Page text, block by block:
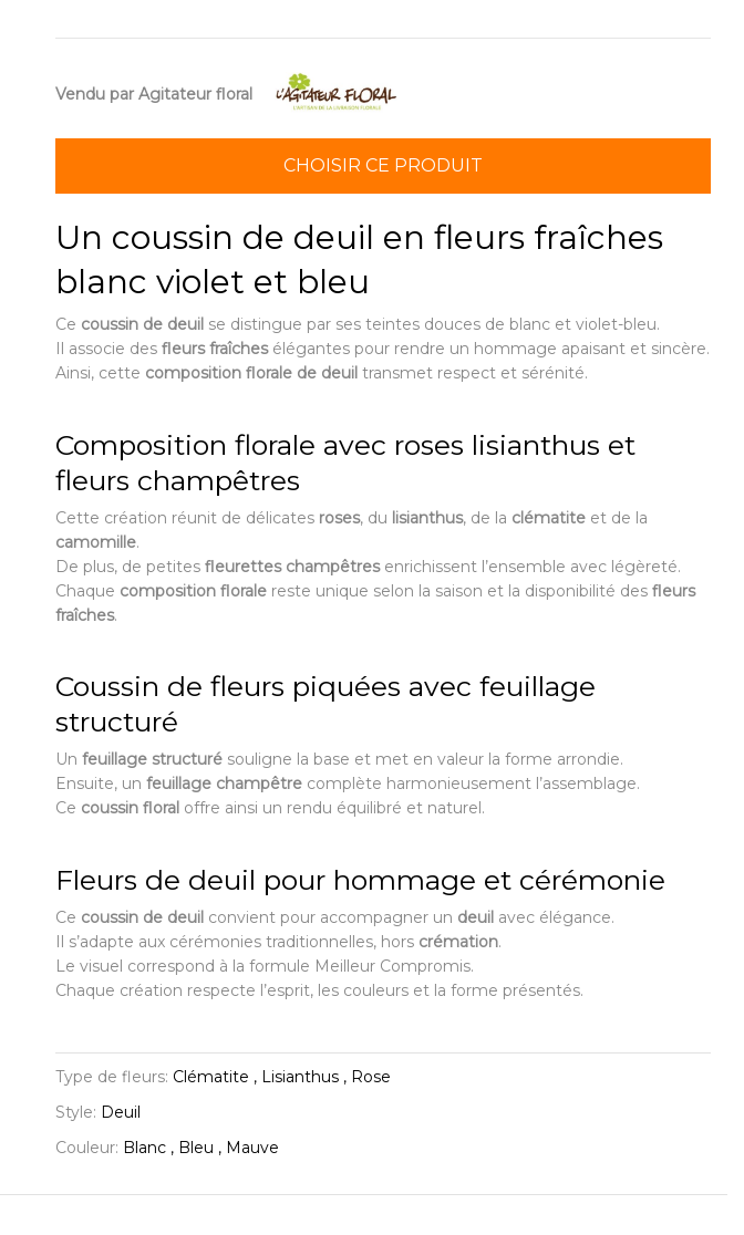
Vendu par Agitateur floral
CHOISIR CE PRODUIT
Un coussin de deuil en fleurs fraîches
blanc violet et bleu
Ce coussin de deuil se distingue par ses teintes douces de blanc et violet-bleu.
Il associe des fleurs fraîchesélégantes pour rendre un hommage apaisant et sincère.
Ainsi, cette composition florale de deuil transmet respect et sérénité.
Composition florale avec roses lisianthus et
fleurs champêtres
Cette création réunit de délicates roses, du lisianthus, de la clématite et de la
camomille.
De plus, de petites fleurettes champêtresenrichissent l’ensemble avec légèreté.
Chaque composition florale reste unique selon la saison et la disponibilité des fleurs
fraîches.
Coussin de fleurs piquées avec feuillage
structuré
Un feuillage structuré souligne la base et met en valeur la forme arrondie.
Ensuite, un feuillage champêtre complète harmonieusement l’assemblage.
Ce coussin floral offre ainsi un rendu équilibré et naturel.
Fleurs de deuil pour hommage et cérémonie
Ce coussin de deuil convient pour accompagner un deuil avec élégance.
Il s’adapte aux cérémonies traditionnelles, hors crémation.
Le visuel correspond à la formule Meilleur Compromis.
Chaque création respecte l’esprit, les couleurs et la forme présentés.
Type de fleurs: Clématite , Lisianthus , Rose
Style: Deuil
Couleur: Blanc , Bleu , Mauve